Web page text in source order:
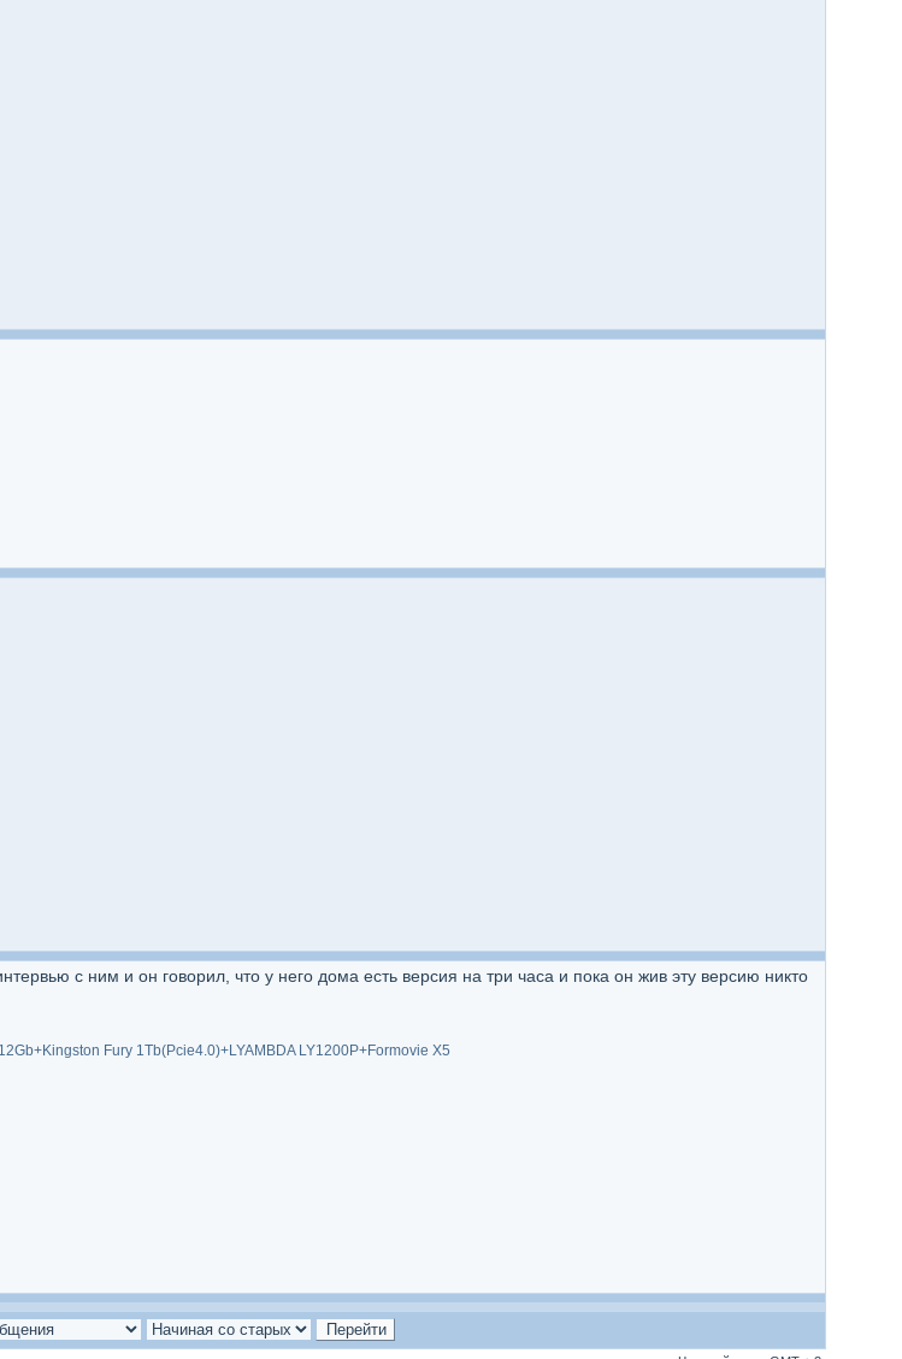
с ним и он говорил, что у него дома есть версия на три часа и пока он жив эту версию никто
Fury 1Tb(Pcie4.0)+LYAMBDA LY1200P+Formovie X5